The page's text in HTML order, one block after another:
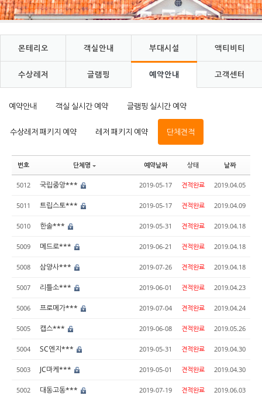
몬테리오 객실안내 부대시설 액티비티
수상레저 글램핑 예약안내 고객센터
예약안내 객실 실시간 예약 글램핑 실시간 예약
수상레저 패키지 예약 레저 패키지 예약 단체견적
번호 단체명 예약날짜 상태 날짜
5012 국립중앙*** 2019-05-17 견적완료 2019.04.05
5011 트립스토*** 2019-05-17 견적완료 2019.04.09
5010 한솔*** 2019-05-31 견적완료 2019.04.18
5009 메드로*** 2019-06-21 견적완료 2019.04.18
5008 삼양사*** 2019-07-26 견적완료 2019.04.18
5007 리틀소*** 2019-06-01 견적완료 2019.04.23
5006 프로메가*** 2019-07-04 견적완료 2019.04.24
5005 캡스*** 2019-06-08 견적완료 2019.05.26
5004 SC엔지*** 2019-05-31 견적완료 2019.04.30
5003 JC마케*** 2019-05-01 견적완료 2019.04.30
5002 대동고동*** 2019-07-19 견적완료 2019.06.03